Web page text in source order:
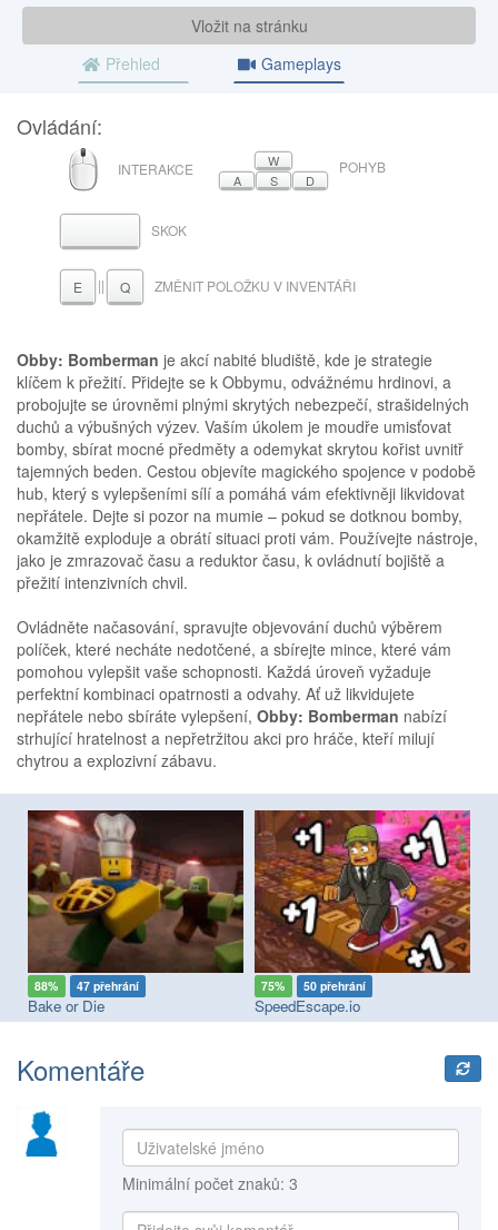
Vložit na stránku
Přehled
Gameplays
Ovládání:
MYŠ
INTERAKCE
W
A
S D
POHYB
MEZERNÍKSKOK
E || Q ZMĚNIT POLOŽKU V INVENTÁŘI
Obby: Bomberman je akcí nabité bludiště, kde je strategie
klíčem k přežití. Přidejte se k Obbymu, odvážnému hrdinovi, a
probojujte se úrovněmi plnými skrytých nebezpečí, strašidelných
duchů a výbušných výzev. Vaším úkolem je moudře umisťovat
bomby, sbírat mocné předměty a odemykat skrytou kořist uvnitř
tajemných beden. Cestou objevíte magického spojence v podobě
hub, který s vylepšeními sílí a pomáhá vám efektivněji likvidovat
nepřátele. Dejte si pozor na mumie – pokud se dotknou bomby,
okamžitě exploduje a obrátí situaci proti vám. Používejte nástroje,
jako je zmrazovač času a reduktor času, k ovládnutí bojiště a
přežití intenzivních chvil.
Ovládněte načasování, spravujte objevování duchů výběrem
políček, které necháte nedotčené, a sbírejte mince, které vám
pomohou vylepšit vaše schopnosti. Každá úroveň vyžaduje
perfektní kombinaci opatrnosti a odvahy. Ať už likvidujete
nepřátele nebo sbíráte vylepšení, Obby: Bomberman nabízí
strhující hratelnost a nepřetržitou akci pro hráče, kteří milují
chytrou a explozivní zábavu.
88% 47 přehrání
Bake or Die
75% 50 přehrání
SpeedEscape.io
Komentáře
Minimální počet znaků: 3